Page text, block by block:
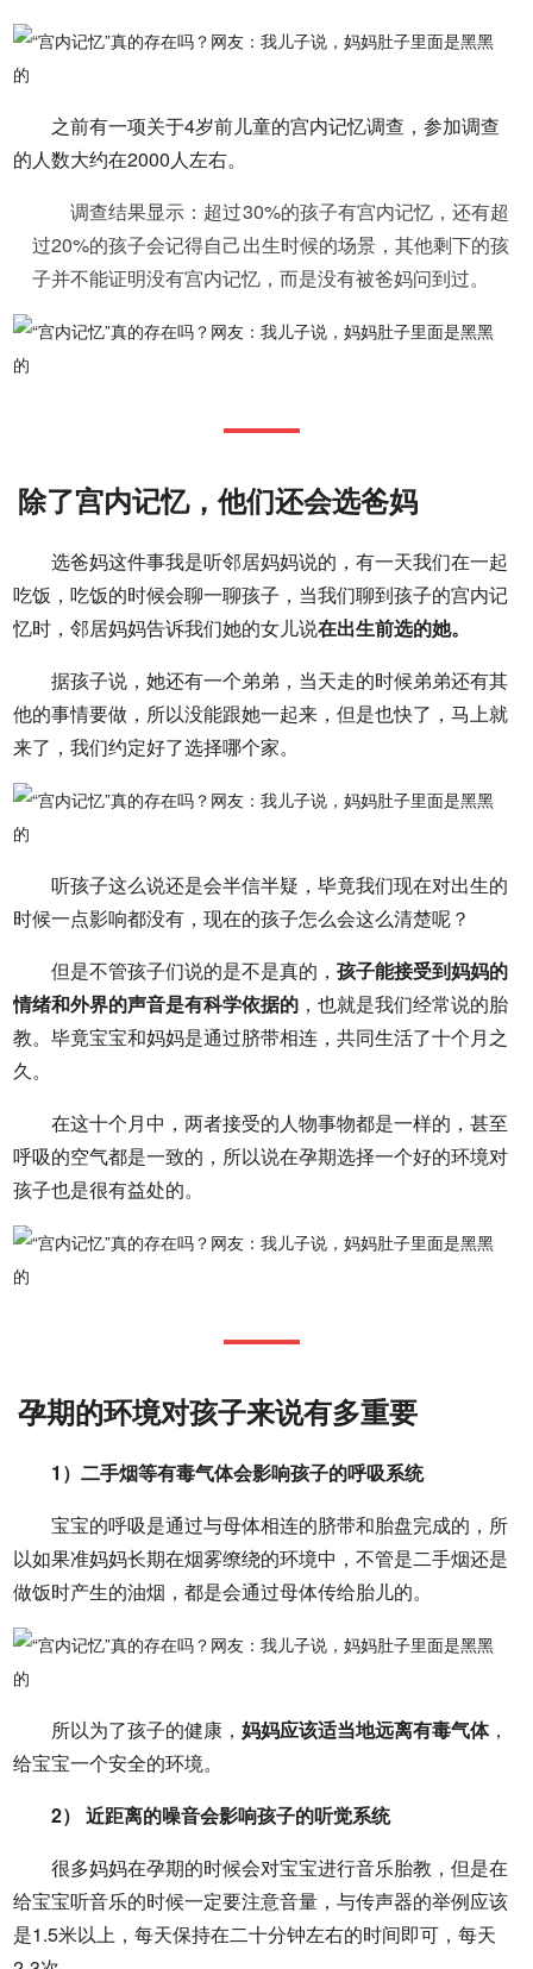
之前有一项关于4岁前儿童的宫内记忆调查，参加调查
的人数大约在2000人左右。
调查结果显示：超过30%的孩子有宫内记忆，还有超
过20%的孩子会记得自己出生时候的场景，其他剩下的孩
子并不能证明没有宫内记忆，而是没有被爸妈问到过。
除了宫内记忆，他们还会选爸妈
选爸妈这件事我是听邻居妈妈说的，有一天我们在一起
吃饭，吃饭的时候会聊一聊孩子，当我们聊到孩子的宫内记
忆时，邻居妈妈告诉我们她的女儿说在出生前选的她。
据孩子说，她还有一个弟弟，当天走的时候弟弟还有其
他的事情要做，所以没能跟她一起来，但是也快了，马上就
来了，我们约定好了选择哪个家。
听孩子这么说还是会半信半疑，毕竟我们现在对出生的
时候一点影响都没有，现在的孩子怎么会这么清楚呢？
但是不管孩子们说的是不是真的， 孩子能接受到妈妈的
情绪和外界的声音是有科学依据的，也就是我们经常说的胎
教。毕竟宝宝和妈妈是通过脐带相连，共同生活了十个月之
久。
在这十个月中，两者接受的人物事物都是一样的，甚至
呼吸的空气都是一致的，所以说在孕期选择一个好的环境对
孩子也是很有益处的。
孕期的环境对孩子来说有多重要
1）二手烟等有毒气体会影响孩子的呼吸系统
宝宝的呼吸是通过与母体相连的脐带和胎盘完成的，所
以如果准妈妈长期在烟雾缭绕的环境中，不管是二手烟还是
做饭时产生的油烟，都是会通过母体传给胎儿的。
所以为了孩子的健康， 妈妈应该适当地远离有毒气体，
给宝宝一个安全的环境。
2） 近距离的噪音会影响孩子的听觉系统
很多妈妈在孕期的时候会对宝宝进行音乐胎教，但是在
给宝宝听音乐的时候一定要注意音量，与传声器的举例应该
是1.5米以上，每天保持在二十分钟左右的时间即可，每天